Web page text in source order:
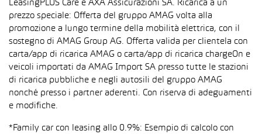
LeasingPLUS Care è AXA Assicurazioni SA. Ricarica a un
prezzo speciale: Offerta del gruppo AMAG volta alla
promozione a lungo termine della mobilità elettrica, con il
sostegno di AMAG Group AG. Offerta valida per clientela con
carta/app di ricarica AMAG o carta/app di ricarica chargeOn e
veicoli importati da AMAG Import SA presso tutte le stazioni
di ricarica pubbliche e negli autosili del gruppo AMAG
nonché presso i partner aderenti. Con riserva di adeguamenti
e modifiche.
*Family car con leasing allo 0.9%: Esempio di calcolo con